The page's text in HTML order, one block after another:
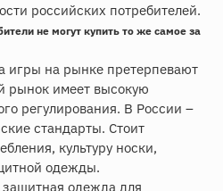
российских потребителей.
не могут купить то же самое за
игры на рынке претерпевают
рынок имеет высокую
регулирования. В России –
стандарты. Стоит
культуру носки,
одежды.
одежда для